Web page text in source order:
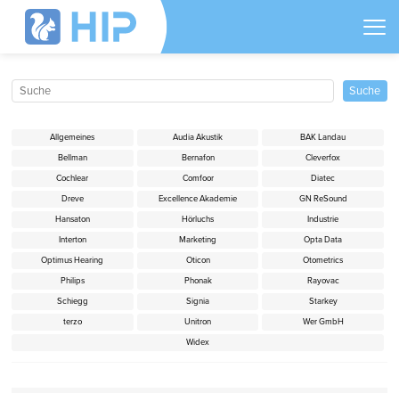
Allgemeines Audia Akustik
BAK Landau
Bellman
Bernafon
Cleverfox
Cochlear
Comfoor
Diatec
Dreve
Excellence Akademie
GN ReSound
Hansaton
Hörluchs
Industrie
Interton
Marketing
Opta Data
Optimus Hearing
Oticon
Otometrics
Philips
Phonak
Rayovac
Schiegg
Signia
Starkey
terzo
Unitron
Wer GmbH
Widex